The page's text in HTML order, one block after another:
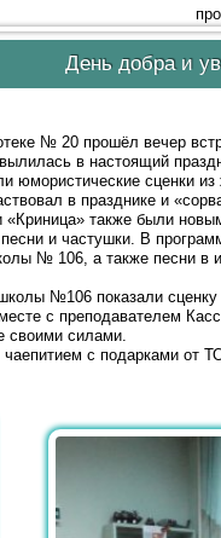
День добра и
№ 20 прошёл вечер
в настоящий
юмористические сценки
в празднике и
также были
и частушки. В
№ 106, а также песни в
№106 показали
с преподавателем
своими силами.
с подарками от